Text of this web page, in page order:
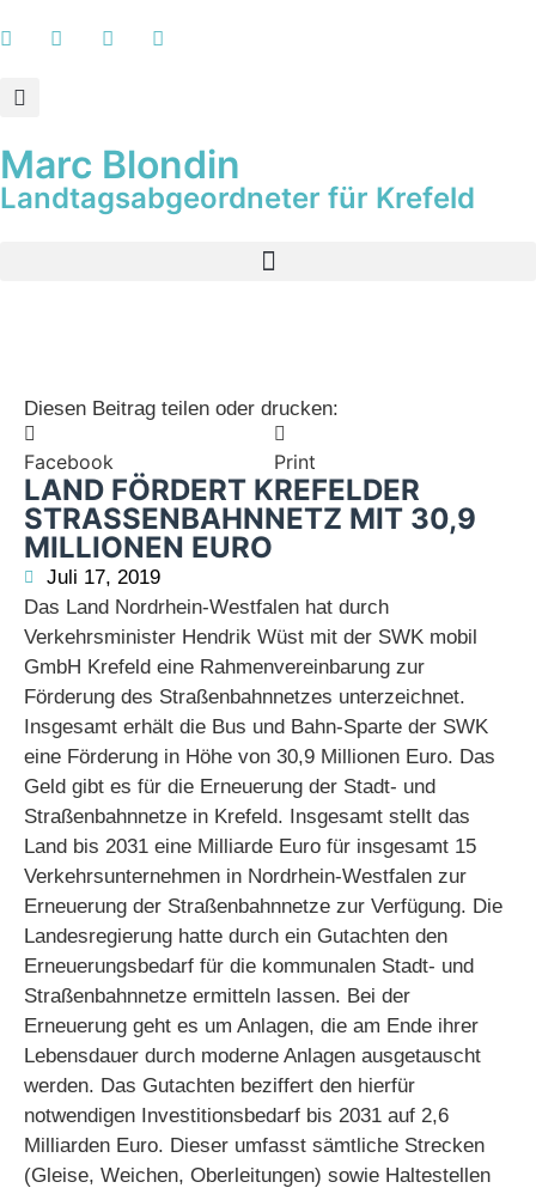
Marc Blondin
Landtagsabgeordneter für Krefeld
LAND FÖRDERT KREFELDER
STRASSENBAHNNETZ MIT 30,9 M
ILLIONEN EURO
Juli 17, 2019
Das Land Nordrhein-Westfalen hat durch
Verkehrsminister Hendrik Wüst mit der SWK mobil
GmbH Krefeld eine Rahmenvereinbarung zur
Förderung des Straßenbahnnetzes unterzeichnet.
Insgesamt erhält die Bus und Bahn-Sparte der SWK
eine Förderung in Höhe von 30,9 Millionen Euro. Das
Geld gibt es für die Erneuerung der Stadt- und
Straßenbahnnetze in Krefeld. Insgesamt stellt das
Land bis 2031 eine Milliarde Euro für insgesamt 15
Verkehrsunternehmen in Nordrhein-Westfalen zur
Erneuerung der Straßenbahnnetze zur Verfügung. Die
Landesregierung hatte durch ein Gutachten den
Erneuerungsbedarf für die kommunalen Stadt- und
Straßenbahnnetze ermitteln lassen. Bei der
Erneuerung geht es um Anlagen, die am Ende ihrer
Lebensdauer durch moderne Anlagen ausgetauscht
werden. Das Gutachten beziffert den hierfür
notwendigen Investitionsbedarf bis 2031 auf 2,6
Milliarden Euro. Dieser umfasst sämtliche Strecken
(Gleise, Weichen, Oberleitungen) sowie Haltestellen
Diesen Beitrag teilen oder drucken:
Facebook Print